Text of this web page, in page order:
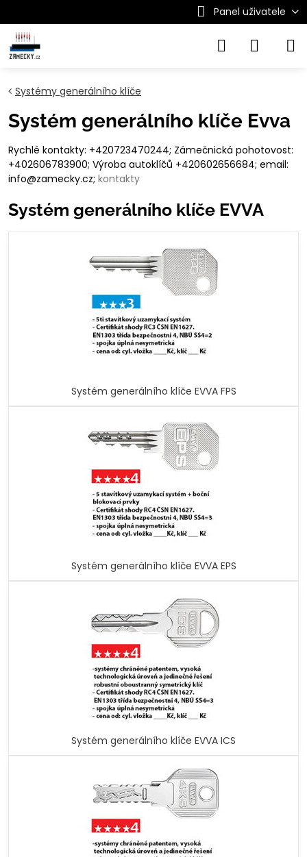
Panel uživatele
Systémy generálního klíče
Systém generálního klíče Evva
Rychlé kontakty: +420723470244; Zámečnická pohotovost:
+402606783900; Výroba autoklíčů +420602656684; email:
info@zamecky.cz; kontakty
Systém generálního klíče EVVA
Systém generálního klíče EVVA FPS
Systém generálního klíče EVVA EPS
Systém generálního klíče EVVA ICS